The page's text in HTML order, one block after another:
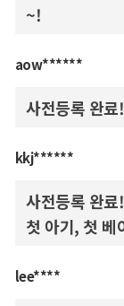
~!
aow******
사전등록 완
kkj******
사전등록 완료!
첫 아기, 첫 베
lee****